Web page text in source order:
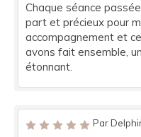
Chaque séance
part et précieux pour
accompagnement et
avons fait ensemble,
étonnant.
Par